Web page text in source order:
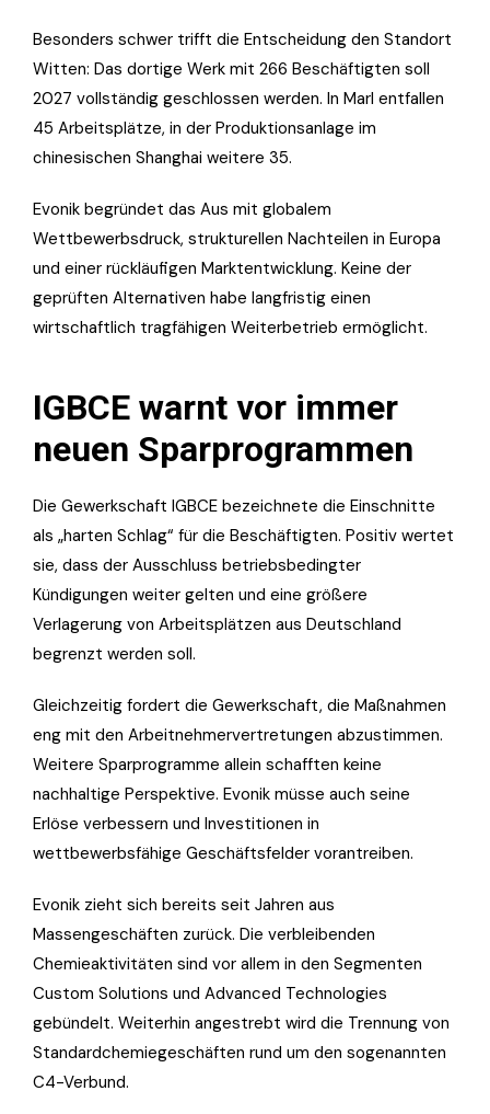
Besonders schwer trifft die Entscheidung den Standort
Witten: Das dortige Werk mit 266 Beschäftigten soll
2027 vollständig geschlossen werden. In Marl entfallen
45 Arbeitsplätze, in der Produktionsanlage im
chinesischen Shanghai weitere 35.
Evonik begründet das Aus mit globalem
Wettbewerbsdruck, strukturellen Nachteilen in Europa
und einer rückläufigen Marktentwicklung. Keine der
geprüften Alternativen habe langfristig einen
wirtschaftlich tragfähigen Weiterbetrieb ermöglicht.
IGBCE warnt vor immer
neuen Sparprogrammen
Die Gewerkschaft IGBCE bezeichnete die Einschnitte
als „harten Schlag“ für die Beschäftigten. Positiv wertet
sie, dass der Ausschluss betriebsbedingter
Kündigungen weiter gelten und eine größere
Verlagerung von Arbeitsplätzen aus Deutschland
begrenzt werden soll.
Gleichzeitig fordert die Gewerkschaft, die Maßnahmen
eng mit den Arbeitnehmervertretungen abzustimmen.
Weitere Sparprogramme allein schafften keine
nachhaltige Perspektive. Evonik müsse auch seine
Erlöse verbessern und Investitionen in
wettbewerbsfähige Geschäftsfelder vorantreiben.
Evonik zieht sich bereits seit Jahren aus
Massengeschäften zurück. Die verbleibenden
Chemieaktivitäten sind vor allem in den Segmenten
Custom Solutions und Advanced Technologies
gebündelt. Weiterhin angestrebt wird die Trennung von
Standardchemiegeschäften rund um den sogenannten
C4-Verbund.